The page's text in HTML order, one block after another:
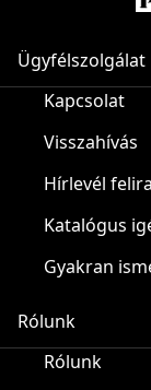
Ügyfélszolgálat
Kapcsolat
Visszahívás
Hírlevél
Katalógus
Gyakran
Rólunk
Rólunk